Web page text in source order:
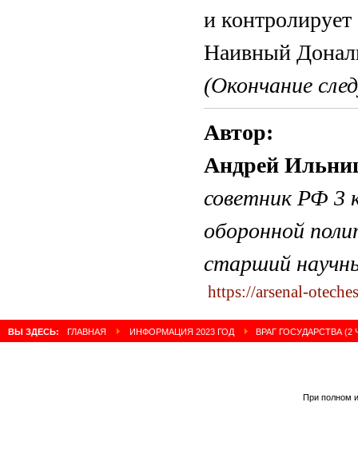
и
Наивный
(Окончание
Автор:
Андрей
советник РФ 3
оборонной
старший
https://arsenal-
ВЫ ЗДЕСЬ: ГЛАВНАЯ ИНФОРМАЦИЯ 2023 ГОД ВРАГ ГОСУДАРСТВА (2
При полном